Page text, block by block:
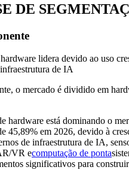
DE
lidera devido ao uso
de IA
o mercado é dividido em
hardware está dominando o
45,89% em 2026, devido à
de infraestrutura de IA,
VR ecomputação de ponta
significativos para